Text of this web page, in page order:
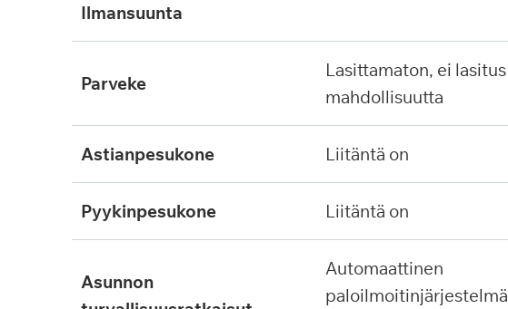
ilmansuunta
parveke
lasittamaton, ei lasitus
mahdollisuutta
astianpesukone liitäntä on
pyykinpesukone liitäntä on
asunnon
automaattinen
paloilmoitinjärjestelmä